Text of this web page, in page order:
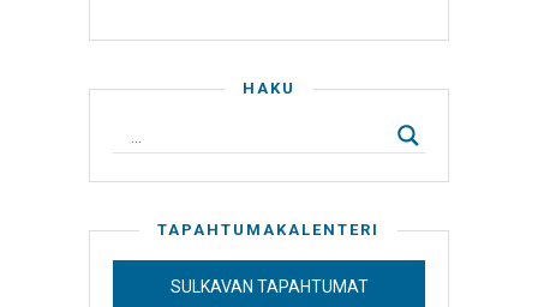
HAKU
TAPAHTUMAKALENTERI
SULKAVAN TAPAHTUMAT